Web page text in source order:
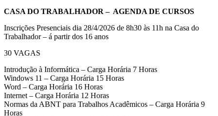
CASA DO TRABALHADOR – AGENDA DE CURSOS
Inscrições Presenciais dia 28/4/2026 de 8h30 às 11h na Casa do
Trabalhador – á partir dos 16 anos
30 VAGAS
Introdução à Informática – Carga Horária 7 Horas
Windows 11 – Carga Horária 15 Horas
Word – Carga Horária 16 Horas
Internet – Carga Horária 12 Horas
Normas da ABNT para Trabalhos Acadêmicos – Carga Horária 9
Horas